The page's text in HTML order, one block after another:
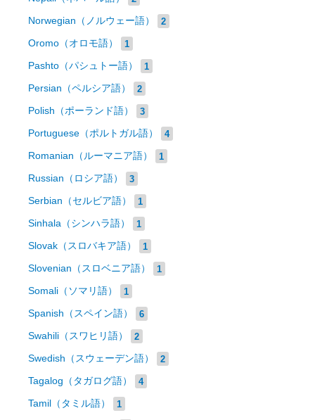
Norwegian（ノルウェー語） 2
Oromo（オロモ語） 1
Pashto（パシュトー語） 1
Persian（ペルシア語） 2
Polish（ポーランド語） 3
Portuguese（ポルトガル語） 4
Romanian（ルーマニア語） 1
Russian（ロシア語） 3
Serbian（セルビア語） 1
Sinhala（シンハラ語） 1
Slovak（スロバキア語） 1
Slovenian（スロベニア語） 1
Somali（ソマリ語） 1
Spanish（スペイン語） 6
Swahili（スワヒリ語） 2
Swedish（スウェーデン語） 2
Tagalog（タガログ語） 4
Tamil（タミル語） 1